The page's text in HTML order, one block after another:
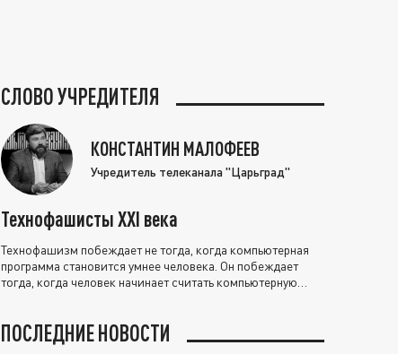
СЛОВО УЧРЕДИТЕЛЯ
КОНСТАНТИН МАЛОФЕЕВ
Учредитель телеканала "Царьград"
Технофашисты XXI века
Технофашизм побеждает не тогда, когда компьютерная
программа становится умнее человека. Он побеждает
тогда, когда человек начинает считать компьютерную
ПОСЛЕДНИЕ НОВОСТИ